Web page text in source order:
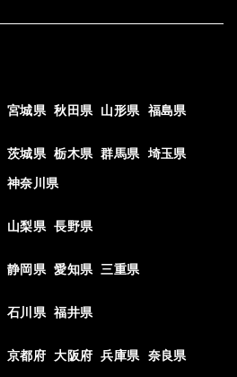
宮城県 秋田県 山形県 福島県
茨城県 栃木県 群馬県 埼玉県
神奈川県
山梨県 長野県
静岡県 愛知県 三重県
石川県 福井県
京都府 大阪府 兵庫県 奈良県